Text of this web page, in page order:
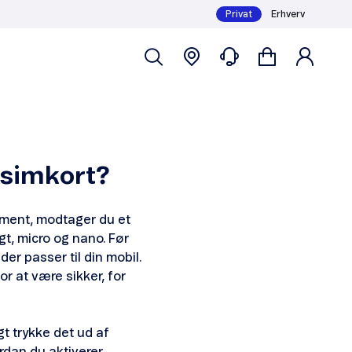
Privat Erhverv
modtager du et
micro og nano. Før
passer til din mobil.
at være sikker, for
trykke det ud af